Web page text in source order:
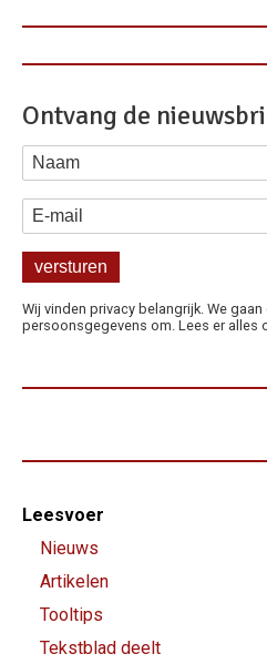
Ontvang de
Naam
E-mail
Wij vinden privacy belangrijk. We
persoonsgegevens om. Lees er alles
Footer-
menu
Leesvoer
Nieuws
Artikelen
Tooltips
Tekstblad deelt